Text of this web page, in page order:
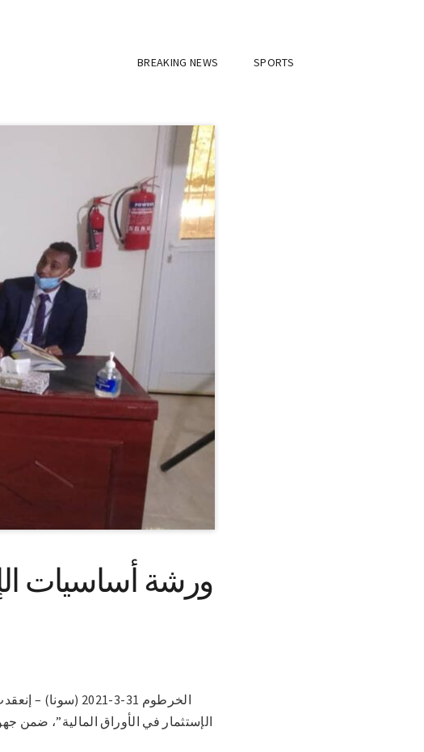
BREAKING NEWS SPORTS
ورشة أساسيات
الخرطوم 31-3-
الإستثمار في الأوراق المالية”، ضمن